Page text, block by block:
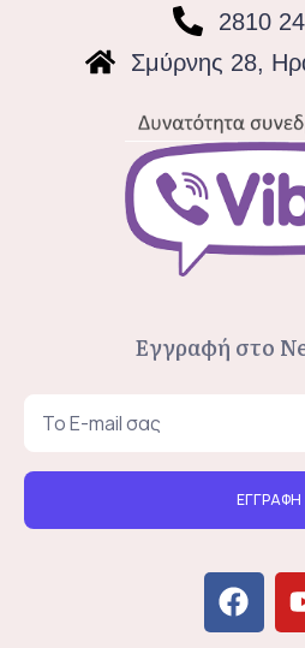
2810
Σμύρνης 28,
Εγγραφή στο
ΕΓΓΡΑΦΗ